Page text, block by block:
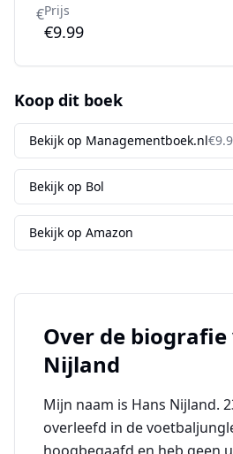
€Prijs
€9.99
Koop dit boek
Bekijk op Managementboek.nl€
Bekijk op Bol
Bekijk op Amazon
Over de biografie
Nijland
Mijn naam is Hans Nijland.
overleefd in de